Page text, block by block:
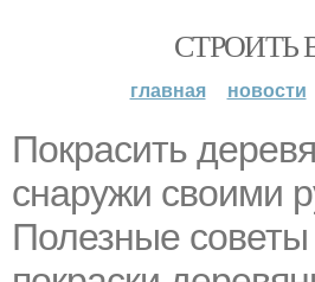
СТРОИТЬ
главная новости
Покрасить
снаружи своими
Полезные